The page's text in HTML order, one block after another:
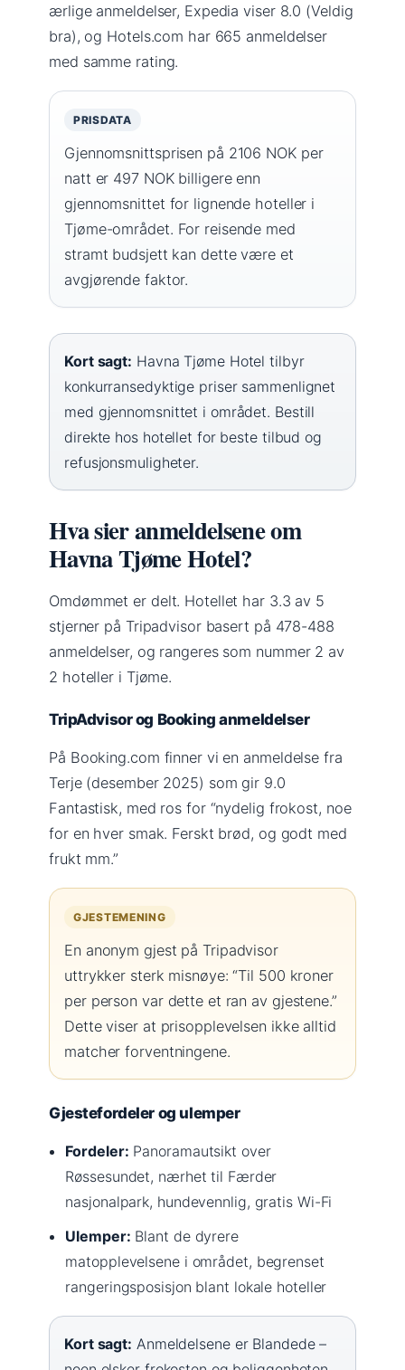
ærlige anmeldelser, Expedia viser 8.0 (Veldig
bra), og Hotels.com har 665 anmeldelser
med samme rating.
PRISDATA
Gjennomsnittsprisen på 2106 NOK per
natt er 497 NOK billigere enn
gjennomsnittet for lignende hoteller i
Tjøme-området. For reisende med
stramt budsjett kan dette være et
avgjørende faktor.
Kort sagt: Havna Tjøme Hotel tilbyr
konkurransedyktige priser sammenlignet
med gjennomsnittet i området. Bestill
direkte hos hotellet for beste tilbud og
refusjonsmuligheter.
Hva sier anmeldelsene om
Havna Tjøme Hotel?
Omdømmet er delt. Hotellet har 3.3 av 5
stjerner på Tripadvisor basert på 478-488
anmeldelser, og rangeres som nummer 2 av
2 hoteller i Tjøme.
TripAdvisor og Booking anmeldelser
På Booking.com finner vi en anmeldelse fra
Terje (desember 2025) som gir 9.0
Fantastisk, med ros for “nydelig frokost, noe
for en hver smak. Ferskt brød, og godt med
frukt mm.”
GJESTEMENING
En anonym gjest på Tripadvisor
uttrykker sterk misnøye: “Til 500 kroner
per person var dette et ran av gjestene.”
Dette viser at prisopplevelsen ikke alltid
matcher forventningene.
Gjestefordeler og ulemper
Fordeler: Panoramautsikt over
Røssesundet, nærhet til Færder
nasjonalpark, hundevennlig, gratis Wi-Fi
Ulemper: Blant de dyrere
matopplevelsene i området, begrenset
rangeringsposisjon blant lokale hoteller
Kort sagt: Anmeldelsene er Blandede –